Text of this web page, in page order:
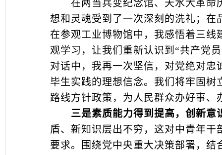
在两当兵变纪念馆、天水大革命
想和灵魂受到了一次深刻的洗礼；
在参观工业博物馆中，我感悟着三
观学习，让我们重新认识到“共产党
对话中，我再一次坚信，对党绝对
毕生实践的理想信念。我们将牢固
路线方针政策，为人民群众办好事、
三是素质能力得到提高，创新意
盾、新知识层出不穷，这对中青年
要求。围绕党中央重大决策部署，